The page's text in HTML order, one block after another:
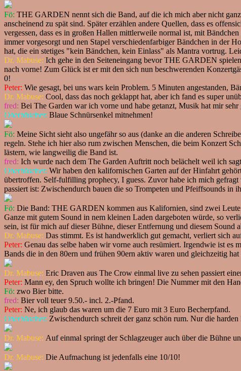
Fö: THE GARDEN nennt sich die Band, auf die ich mich aber nicht
anscheinend zu spät sind. Später erzählen andere Quellen, dass es
vergessen, dass es in großen Hallen mittlerweile normal ist, mit
immer vorgesorgt und nen Stapel verschiedenfarbiger Bändchen in der
hat, die ein stetiges "kein Bändchen, kein Einlass" als Mantra vortrug.
Dr. Mabuse: Ich gehe in den Seiteneingang bevor THE GARDEN
nach vorne! Zum Glück ist er mit den sich nun beschwerenden
0!
Peter: Wie gesagt, bei uns wars kein Problem. 5 Minuten angestanden,
Dr. Mabuse: Cool, dass das noch geklappt hat, aber ich fand es super
fred: Bei The Garden war ich vorne und habe getanzt, Musik hat mir
Oberbüscher: Blaue Schnürsenkel mitnehmen!
Fö: Meine Sicht sieht also ungefähr so aus (danke an die anderen
regeln. Stehe ich hier also rum zwischen Menschen, die beim Konzert
lästern, wie langweilig die Band ist.
fred: Ich wurde nach dem The Garden Auftritt noch belächelt weil ich
Oberbüscher: Wir haben den kalifornischen Garten auf der Hinfahrt
übertroffen. Self-fulfilling prophecy, I guess. Zuvor habe ich mich
passiert ist: Zwischendurch bauen die so Trompeten und Pfeiffsounds in
Fö: Die Band: THE GARDEN kommen aus Kalifornien, sind zwei
Ganze mit gutem Sound in nem kleinen Laden dargeboten würde, so
sein, ist für mich auf dieser Bühne, dieser Entfernung und diesem Sound
Dr. Mabuse: Das stimmt. Es ist handwerklich gut gemacht, verliert sich
Peter: Genau das selbe haben wir vorne auch resümiert. Irgendwie ist
Bands die in den 80ern und frühen 90ern aktiv waren und gleichzeitig
Dr. Mabuse: Eric Draven aus The Crow einmal live zu sehen passiert
Peter: Mann ey, den Spruch wollte ich bringen! Die Nummer mit den
Fö: zwo Bier bitte.
fred: Bier voll teuer 9.50.- incl. 2.-Pfand.
Peter: Ne, ich glaub das waren um die 7 Euro mit 3 Euro Becherpfand.
Oberbüscher: Zwischendurch schreit der ganz schön rum. Nur die
Dr. Mabuse: Auf einmal springt der Schlagzeuger auch über die Bühne
Dr. Mabuse: Die Aufmachung ist jedenfalls eine 10/10!